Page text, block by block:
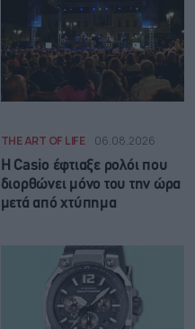
THE ART OF LIFE 06.08.2026
Η Casio έφτιαξε ρολόι που
διορθώνει μόνο του την ώρα
μετά από χτύπημα